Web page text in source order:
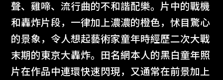
聲、雞啼、流行曲的不和諧配樂。片中的戰機
和轟炸片段，一律加上濃濃的橙色，怵目驚心
的景象，令人想起藝術家童年時經歷二次大戰
末期的東京大轟炸。田名網本人的黑白童年照
片在作品中連環快速閃現，又通常在前景加上